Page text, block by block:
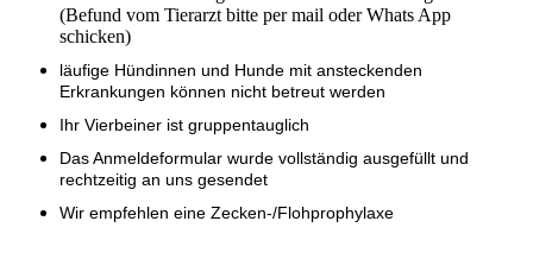
(Befund vom Tierarzt bitte per mail oder Whats App
schicken)
läufige Hündinnen und Hunde mit ansteckenden
Erkrankungen können nicht betreut werden
Ihr Vierbeiner ist gruppentauglich
Das Anmeldeformular wurde vollständig ausgefüllt und
rechtzeitig an uns gesendet
Wir empfehlen eine Zecken-/Flohprophylaxe